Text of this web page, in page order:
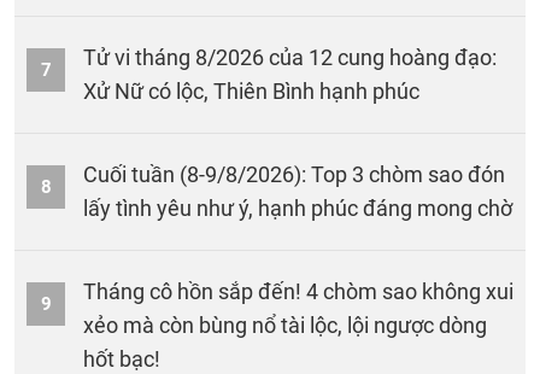
7
Tử vi tháng 8/2026 của 12 cung hoàng đạo:
Xử Nữ có lộc, Thiên Bình hạnh phúc
8
Cuối tuần (8-9/8/2026): Top 3 chòm sao đón
lấy tình yêu như ý, hạnh phúc đáng mong chờ
9
Tháng cô hồn sắp đến! 4 chòm sao không xui
xẻo mà còn bùng nổ tài lộc, lội ngược dòng
hốt bạc!